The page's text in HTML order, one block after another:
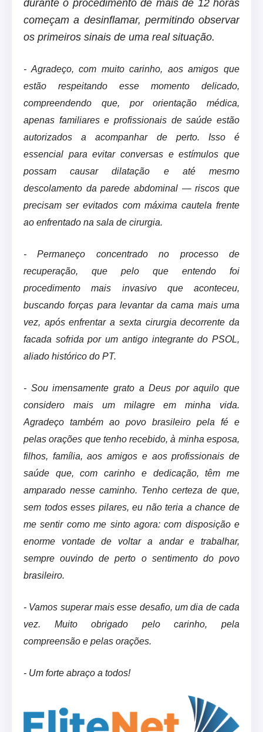
durante o procedimento de mais de 12 horas
começam a desinflamar, permitindo observar
os primeiros sinais de uma real situação.
- Agradeço, com muito carinho, aos amigos que
estão respeitando esse momento delicado,
compreendendo que, por orientação médica,
apenas familiares e profissionais de saúde estão
autorizados a acompanhar de perto. Isso é
essencial para evitar conversas e estímulos que
possam causar dilatação e até mesmo
descolamento da parede abdominal — riscos que
precisam ser evitados com máxima cautela frente
ao enfrentado na sala de cirurgia.
- Permaneço concentrado no processo de
recuperação, que pelo que entendo foi
procedimento mais invasivo que aconteceu,
buscando forças para levantar da cama mais uma
vez, após enfrentar a sexta cirurgia decorrente da
facada sofrida por um antigo integrante do PSOL,
aliado histórico do PT.
- Sou imensamente grato a Deus por aquilo que
considero mais um milagre em minha vida.
Agradeço também ao povo brasileiro pela fé e
pelas orações que tenho recebido, à minha esposa,
filhos, família, aos amigos e aos profissionais de
saúde que, com carinho e dedicação, têm me
amparado nesse caminho. Tenho certeza de que,
sem todos esses pilares, eu não teria a chance de
me sentir como me sinto agora: com disposição e
enorme vontade de voltar a andar e trabalhar,
sempre ouvindo de perto o sentimento do povo
brasileiro.
- Vamos superar mais esse desafio, um dia de cada
vez. Muito obrigado pelo carinho, pela
compreensão e pelas orações.
- Um forte abraço a todos!